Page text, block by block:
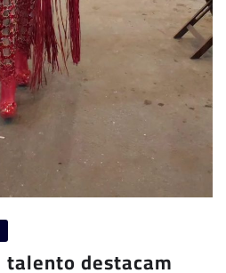
talento destacam